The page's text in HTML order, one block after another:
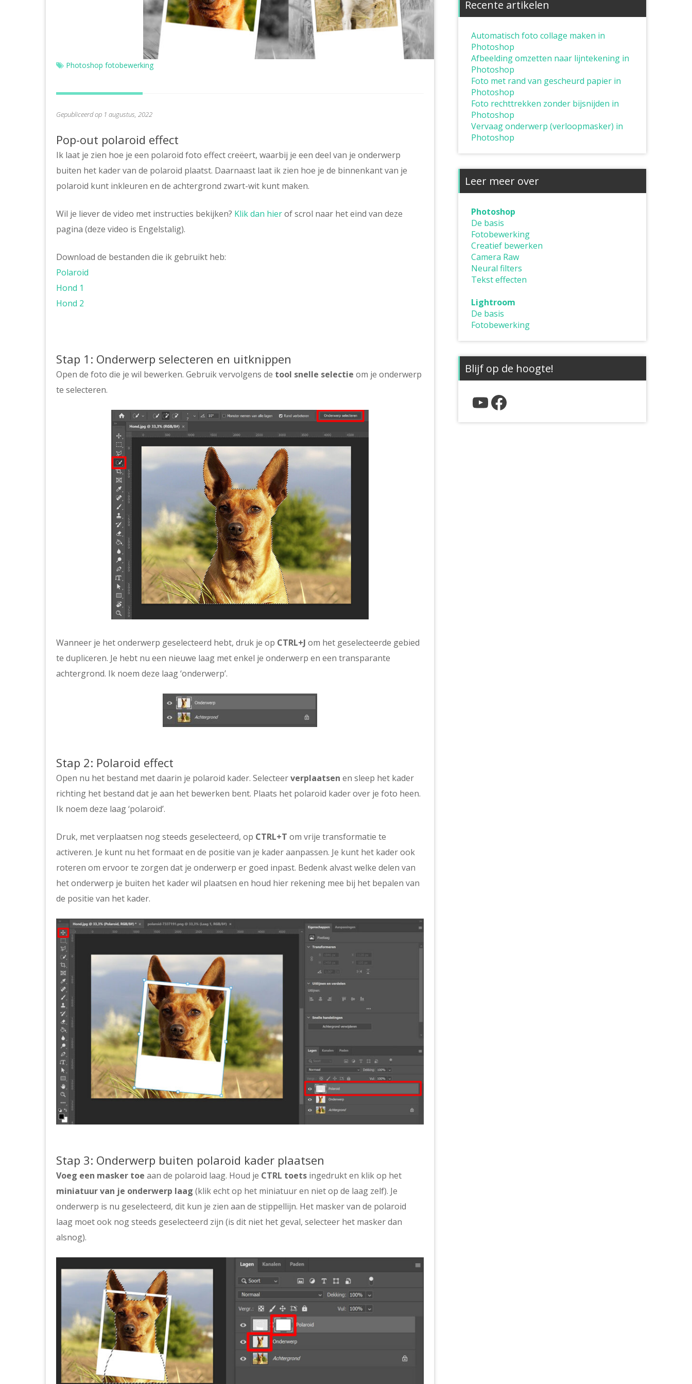
Photoshop fotobewerking
Gepubliceerd op 1 augustus, 2022
Pop-out polaroid effect
Ik laat je zien hoe je een polaroid foto effect creëert, waarbij je een deel van je onderwerp
buiten het kader van de polaroid plaatst. Daarnaast laat ik zien hoe je de binnenkant van je
polaroid kunt inkleuren en de achtergrond zwart-wit kunt maken.
Wil je liever de video met instructies bekijken? Klik dan hierof scrol naar het eind van deze
pagina (deze video is Engelstalig).
Download de bestanden die ik gebruikt heb:
Polaroid
Hond 1
Hond 2
Stap 1: Onderwerp selecteren en uitknippen
Open de foto die je wil bewerken. Gebruik vervolgens de tool snelle selectie om je onderwerp
te selecteren.
Wanneer je het onderwerp geselecteerd hebt, druk je op CTRL+J om het geselecteerde gebied
te dupliceren. Je hebt nu een nieuwe laag met enkel je onderwerp en een transparante
achtergrond. Ik noem deze laag ‘onderwerp’.
Stap 2: Polaroid effect
Open nu het bestand met daarin je polaroid kader. Selecteerverplaatsen en sleep het kader
richting het bestand dat je aan het bewerken bent. Plaats het polaroid kader over je foto heen.
Ik noem deze laag ‘polaroid’.
Druk, met verplaatsen nog steeds geselecteerd, op CTRL+T om vrije transformatie te
activeren. Je kunt nu het formaat en de positie van je kader aanpassen. Je kunt het kader ook
roteren om ervoor te zorgen dat je onderwerp er goed inpast. Bedenk alvast welke delen van
het onderwerp je buiten het kader wil plaatsen en houd hier rekening mee bij het bepalen van
de positie van het kader.
Stap 3: Onderwerp buiten polaroid kader plaatsen
Voeg een masker toe aan de polaroid laag. Houd je CTRL toets ingedrukt en klik op het
miniatuur van je onderwerp laag (klik echt op het miniatuur en niet op de laag zelf). Je
onderwerp is nu geselecteerd, dit kun je zien aan de stippellijn. Het masker van de polaroid
laag moet ook nog steeds geselecteerd zijn (is dit niet het geval, selecteer het masker dan
alsnog).
Recente artikelen
Automatisch foto collage maken in
Photoshop
Afbeelding omzetten naar lijntekening in
Photoshop
Foto met rand van gescheurd papier in
Photoshop
Foto rechttrekken zonder bijsnijden in
Photoshop
Vervaag onderwerp (verloopmasker) in
Photoshop
Leer meer over
Photoshop
De basis
Fotobewerking
Creatief bewerken
Camera Raw
Neural filters
Tekst effecten
Lightroom
De basis
Fotobewerking
Blijf op de hoogte!
YouTube
Facebook